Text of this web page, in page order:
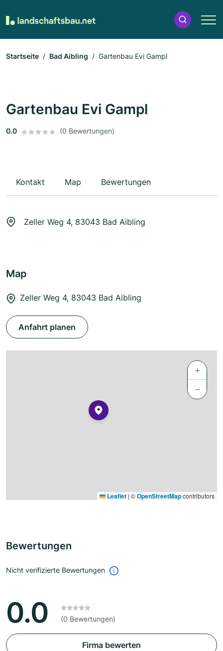
Startseite Bad Aibling Gartenbau Evi Gampl
Gartenbau Evi Gampl
0.0 (0 Bewertungen)
Kontakt Map Bewertungen
Zeller Weg 4, 83043 Bad Aibling
Map
Zeller Weg 4, 83043 Bad Aibling
Anfahrt planen
+
−
Leaflet | ©OpenStreetMapcontributors
Bewertungen
Nicht verifizierte Bewertungen
0.0 (0 Bewertungen)
Firma bewerten